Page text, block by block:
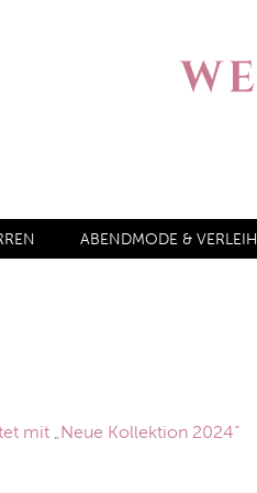
ABENDMODE & VERLEIH
mit „Neue Kollektion 2024“